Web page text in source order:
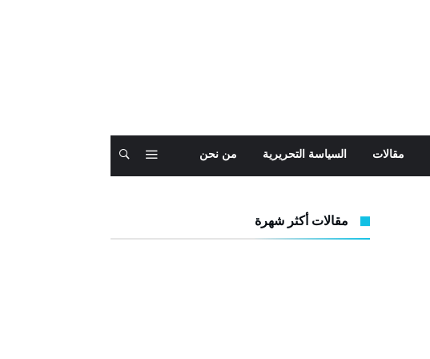
مقالات السياسة التحريرية من نحن
مقالات أكثر شهرة